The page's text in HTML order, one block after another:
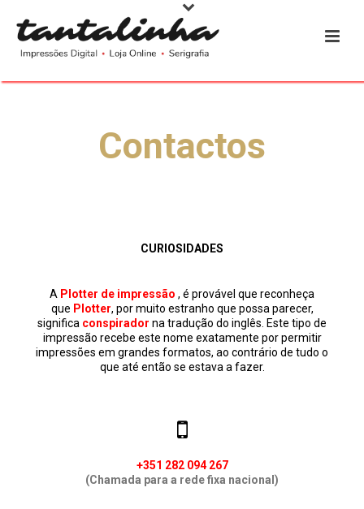
Contactos
CURIOSIDADES
A Plotter de impressão , é provável que reconheça
que Plotter, por muito estranho que possa parecer,
significa conspirador na tradução do inglês. Este tipo de
impressão recebe este nome exatamente por permitir
impressões em grandes formatos, ao contrário de tudo o
que até então se estava a fazer.
+351 282 094 267
(Chamada para a rede fixa nacional)